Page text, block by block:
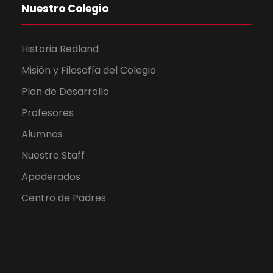
Nuestro Colegio
Historia Redland
Misión y Filosofía del Colegio
Plan de Desarrollo
Profesores
Alumnos
Nuestro Staff
Apoderados
Centro de Padres